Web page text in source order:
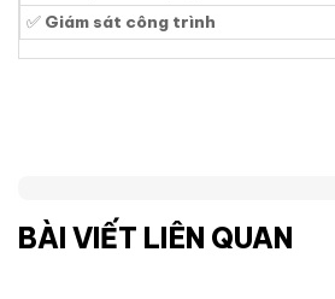
✅ Giám sát công trình
BÀI VIẾT LIÊN QUAN